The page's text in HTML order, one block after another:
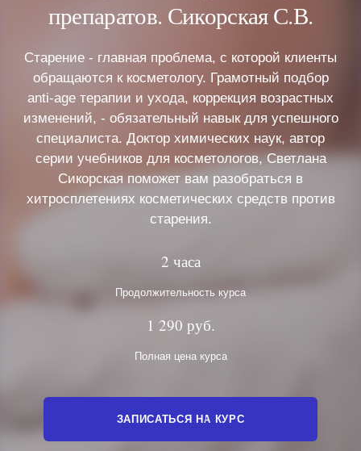
препаратов. Сикорская С.В.
Старение - главная проблема, с которой клиенты
обращаются к косметологу. Грамотный подбор
anti-age терапии и ухода, коррекция возрастных
изменений, - обязательный навык для успешного
специалиста. Доктор химических наук, автор
серии учебников для косметологов, Светлана
Сикорская поможет вам разобраться в
хитросплетениях косметических средств против
старения.
2 часа
Продолжительность курса
1 290 руб.
Полная цена курса
ЗАПИСАТЬСЯ НА КУРС